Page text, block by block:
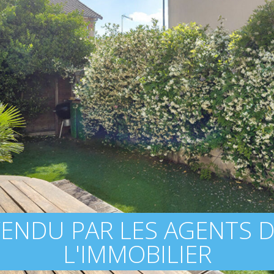
PAR LES AGENTS
L'IMMOBILIER